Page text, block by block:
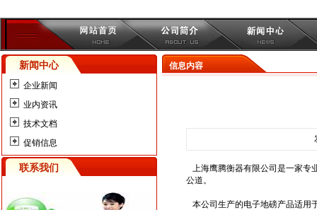
新闻中心
企业新闻
业内资讯
技术文档
促销信息
联系我们
信息内容
上海鹰腾衡器有限公司是一家专
公道。
本公司生产的电子地磅产品适用